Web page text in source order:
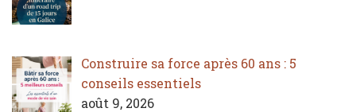
Construire sa force après 60 ans : 5
conseils essentiels
août 9, 2026